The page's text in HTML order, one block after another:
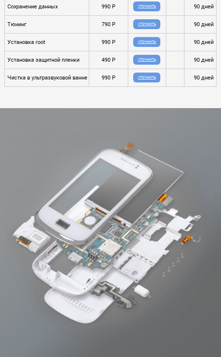
Сохранение данных 990 P УТОЧНИТЬ 90 дней
Тюнинг 790 P УТОЧНИТЬ 90 дней
Установка root 990 P УТОЧНИТЬ 90 дней
Установка защитной пленки 490 P УТОЧНИТЬ 90 дней
Чистка в ультразвуковой ванне 990 P УТОЧНИТЬ 90 дней